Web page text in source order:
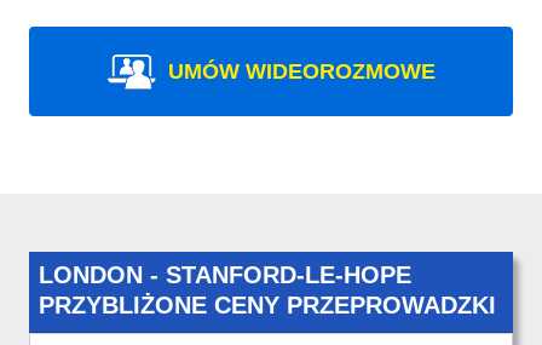
UMÓW WIDEOROZMOWE
LONDON - STANFORD-LE-HOPE
PRZYBLIŻONE CENY PRZEPROWADZKI